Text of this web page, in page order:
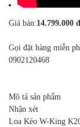
Giá bán:14.799.000 đ
Gọi đặt hàng miễn
0902120468
Mô tả sản phẩm
Nhận xét
Loa Kéo W-King